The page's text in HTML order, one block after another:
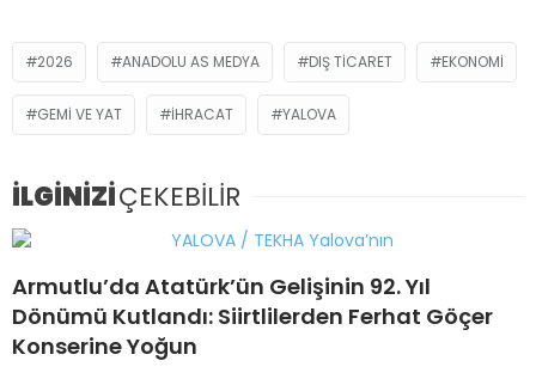
2026 ANADOLU AS MEDYA DIŞ TICARET EKONOMI
GEMI VE YAT İHRACAT YALOVA
İLGİNİZİÇEKEBİLİR
Armutlu’da Atatürk’ün Gelişinin 92. Yıl
Dönümü Kutlandı: Siirtlilerden Ferhat Göçer
Konserine Yoğun